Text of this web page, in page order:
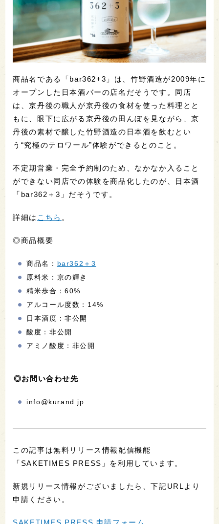
商品名である「bar362+3」は、竹野酒造が2009年に
オープンした日本酒バーの店名だそうです。同店
は、京丹後の職人が京丹後の食材を使った料理とと
もに、眼下に広がる京丹後の田んぼを見ながら、京
丹後の素材で醸した竹野酒造の日本酒を飲むとい
う“究極のテロワール”体験ができるとのこと。
不定期営業・完全予約制のため、なかなか入ること
ができない同店での体験を商品化したのが、日本酒
「bar362＋3」だそうです。
詳細は こちら 。
◎商品概要
商品名： bar362＋3
原料米：京の輝き
精米歩合：60%
アルコール度数：14%
日本酒度：非公開
酸度：非公開
アミノ酸度：非公開
◎お問い合わせ先
info@kurand.jp
この記事は無料リリース情報配信機能
「SAKETIMES PRESS」を利用しています。
新規リリース情報がございましたら、下記URLより
申請ください。
SAKETIMES PRESS 申請フォーム